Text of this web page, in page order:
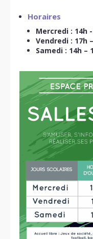
Horaires
Mercredi : 14h
Vendredi : 17h
Samedi : 14h –